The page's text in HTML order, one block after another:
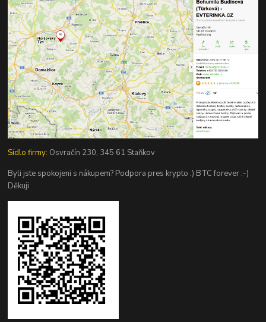
Sídlo firmy: Osvračín 230, 345 61 Staňkov
Byli jste spokojeni s nákupem? Podpora pres krypto :) BTC forever :-)
Děkuji